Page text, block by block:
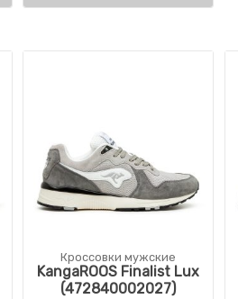
Кроссовки мужские
KangaROOS Finalist Lux
(472840002027)